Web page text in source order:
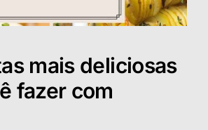
mais deliciosas
fazer com